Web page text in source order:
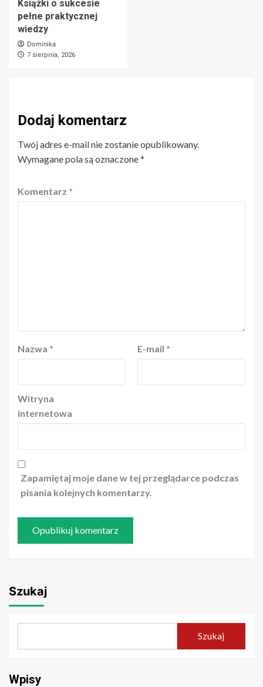
Książki o sukcesie
pełne praktycznej
wiedzy
Dominika
7 sierpnia, 2026
Dodaj komentarz
Twój adres e-mail nie zostanie opublikowany.
Wymagane pola są oznaczone*
Komentarz *
Nazwa * E-mail *
Witryna
internetowa
Zapamiętaj moje dane w tej przeglądarce podczas
pisania kolejnych komentarzy.
Szukaj
Szukaj
Wpisy